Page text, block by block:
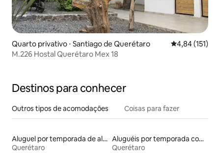
Quarto privativo ⋅ Santiago de Querétaro 4,84 de uma
4,84 (151)
M.226 Hostal Querétaro Mex 18
Destinos para conhecer
Outros tipos de acomodações Coisas para fazer
Aluguel por temporada de alojamentos ecológicos
Querétaro
Aluguéis por temporada com banheira de hidromassagem
Querétaro